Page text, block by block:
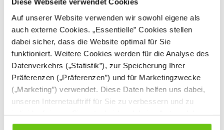
Auf unserer Website verwenden wir sowohl eigene als
auch externe Cookies. „Essentielle” Cookies stellen
dabei sicher, dass die Website optimal für Sie
funktioniert. Weitere Cookies werden für die Analyse des
Datenverkehrs („Statistik”), zur Speicherung Ihrer
Präferenzen („Präferenzen”) und für Marketingzwecke
(„Marketing”) verwendet. Diese Daten helfen uns dabei,
unseren Internetauftriff für Sie zu verbessern und zu
Cookies Sie erlauben. Verweigern Sie Ihre Zustimmung,
Stilla, Set Lyra 7
Stilla, Set Lyra 6